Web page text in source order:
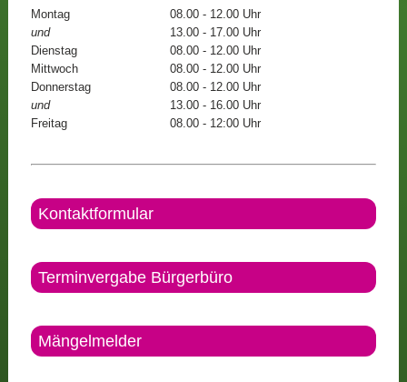
Montag
08.00 - 12.00 Uhr
und
13.00 - 17.00 Uhr
Dienstag
08.00 - 12.00 Uhr
Mittwoch
08.00 - 12.00 Uhr
Donnerstag
08.00 - 12.00 Uhr
und
13.00 - 16.00 Uhr
Freitag
08.00 - 12:00 Uhr
Kontaktformular
Terminvergabe Bürgerbüro
Mängelmelder